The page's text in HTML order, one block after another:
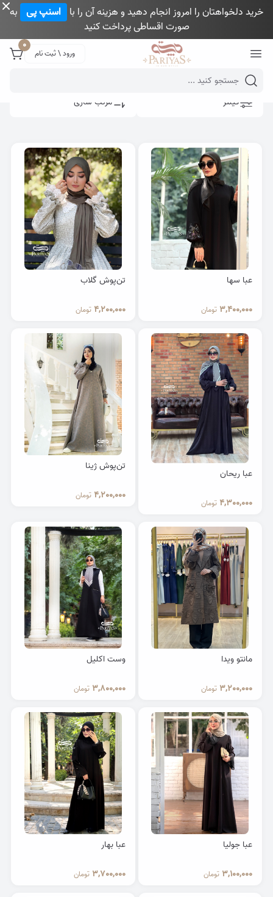
خرید دلخواهتان را امروز انجام دهید و هزینه آن را با اسنپ پی به
صورت اقساطی پرداخت کنید
ورود \ ثبت نام
0
Mobile header search
فیلتر مرتب سازی
عبا سها
3,400,000 تومان
تن‌پوش گلاب
4,200,000 تومان
عبا ریحان
4,300,000 تومان
تن‌پوش ژینا
4,200,000 تومان
مانتو ویدا
3,200,000 تومان
وست اکلیل
3,800,000 تومان
عبا جولیا
3,100,000 تومان
عبا بهار
3,700,000 تومان